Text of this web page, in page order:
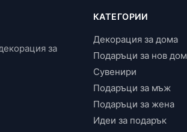
за
КАТЕГОРИИ
Декорация за дома
Подаръци за нов дом
Сувенири
Подаръци за мъж
Подаръци за жена
Идеи за подарък